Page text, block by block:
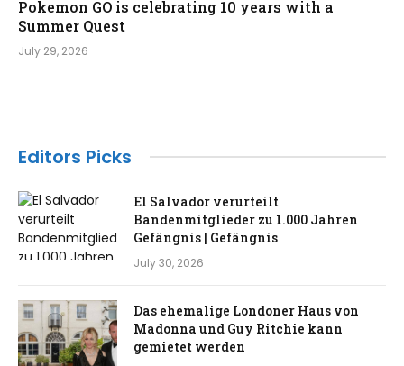
Pokemon GO is celebrating 10 years with a
Summer Quest
July 29, 2026
Editors Picks
El Salvador verurteilt
Bandenmitglieder zu 1.000 Jahren
Gefängnis | Gefängnis
July 30, 2026
Das ehemalige Londoner Haus von
Madonna und Guy Ritchie kann
gemietet werden